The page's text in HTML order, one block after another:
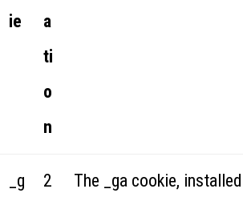
ie
a
ti
o
n
_g
2
The _ga cookie,